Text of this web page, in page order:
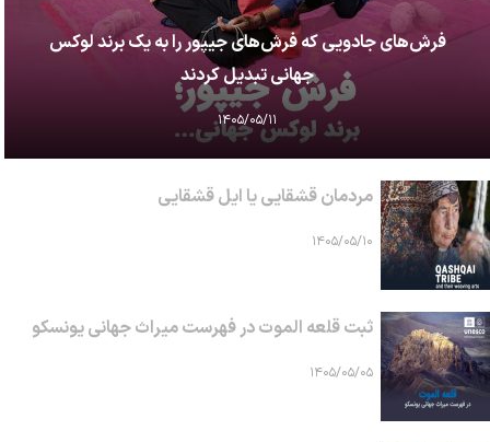
فرش‌های جادویی که فرش‌های جیپور را به یک برند لوکس
جهانی تبدیل کردند
۱۴۰۵/۰۵/۱۱
مردمان قشقایی یا ایل قشقایی
۱۴۰۵/۰۵/۱۰
ثبت قلعه الموت در فهرست میراث جهانی یونسکو
۱۴۰۵/۰۵/۰۵